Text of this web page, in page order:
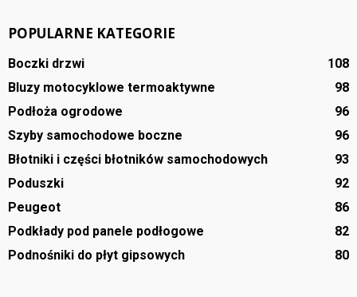
POPULARNE KATEGORIE
Boczki drzwi
108
Bluzy motocyklowe termoaktywne
98
Podłoża ogrodowe
96
Szyby samochodowe boczne
96
Błotniki i części błotników samochodowych
93
Poduszki
92
Peugeot
86
Podkłady pod panele podłogowe
82
Podnośniki do płyt gipsowych
80